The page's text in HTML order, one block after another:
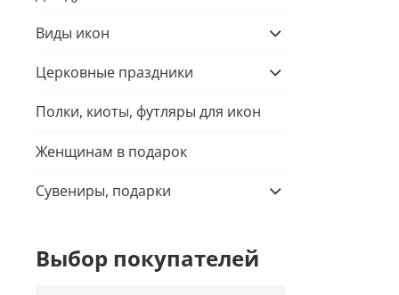
Виды икон
Церковные праздники
Полки, киоты, футляры для икон
Женщинам в подарок
Сувениры, подарки
Выбор покупателей